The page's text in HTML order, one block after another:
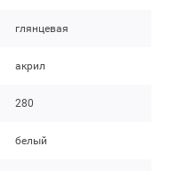
глянцевая
акрил
280
белый